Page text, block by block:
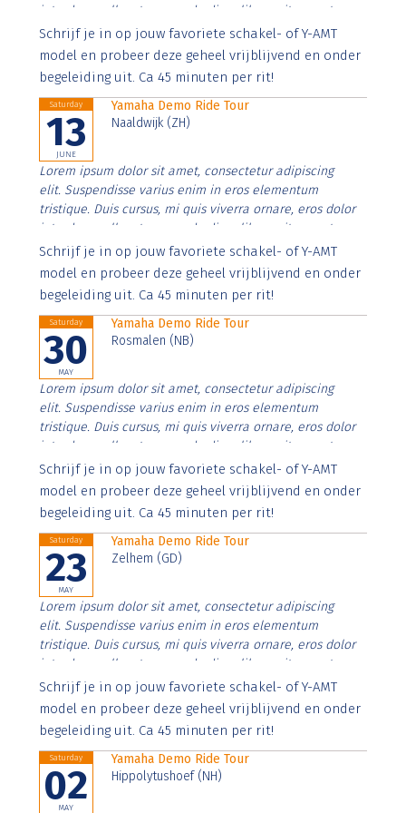
interdum nulla, ut commodo diam libero vitae erat.
Aenean faucibus nibh et justo cursus id rutrum lorem
imperdiet. Nunc ut sem vitae risus tristique posuere.
Schrijf je in op jouw favoriete schakel- of Y-AMT
model en probeer deze geheel vrijblijvend en onder
begeleiding uit. Ca 45 minuten per rit!
Saturday
13
JUNE
Yamaha Demo Ride Tour
Naaldwijk (ZH)
Lorem ipsum dolor sit amet, consectetur adipiscing
elit. Suspendisse varius enim in eros elementum
tristique. Duis cursus, mi quis viverra ornare, eros dolor
interdum nulla, ut commodo diam libero vitae erat.
Aenean faucibus nibh et justo cursus id rutrum lorem
imperdiet. Nunc ut sem vitae risus tristique posuere.
Schrijf je in op jouw favoriete schakel- of Y-AMT
model en probeer deze geheel vrijblijvend en onder
begeleiding uit. Ca 45 minuten per rit!
Saturday
30
MAY
Yamaha Demo Ride Tour
Rosmalen (NB)
Lorem ipsum dolor sit amet, consectetur adipiscing
elit. Suspendisse varius enim in eros elementum
tristique. Duis cursus, mi quis viverra ornare, eros dolor
interdum nulla, ut commodo diam libero vitae erat.
Aenean faucibus nibh et justo cursus id rutrum lorem
imperdiet. Nunc ut sem vitae risus tristique posuere.
Schrijf je in op jouw favoriete schakel- of Y-AMT
model en probeer deze geheel vrijblijvend en onder
begeleiding uit. Ca 45 minuten per rit!
Saturday
23
MAY
Yamaha Demo Ride Tour
Zelhem (GD)
Lorem ipsum dolor sit amet, consectetur adipiscing
elit. Suspendisse varius enim in eros elementum
tristique. Duis cursus, mi quis viverra ornare, eros dolor
interdum nulla, ut commodo diam libero vitae erat.
Aenean faucibus nibh et justo cursus id rutrum lorem
imperdiet. Nunc ut sem vitae risus tristique posuere.
Schrijf je in op jouw favoriete schakel- of Y-AMT
model en probeer deze geheel vrijblijvend en onder
begeleiding uit. Ca 45 minuten per rit!
Saturday
02
MAY
Yamaha Demo Ride Tour
Hippolytushoef (NH)